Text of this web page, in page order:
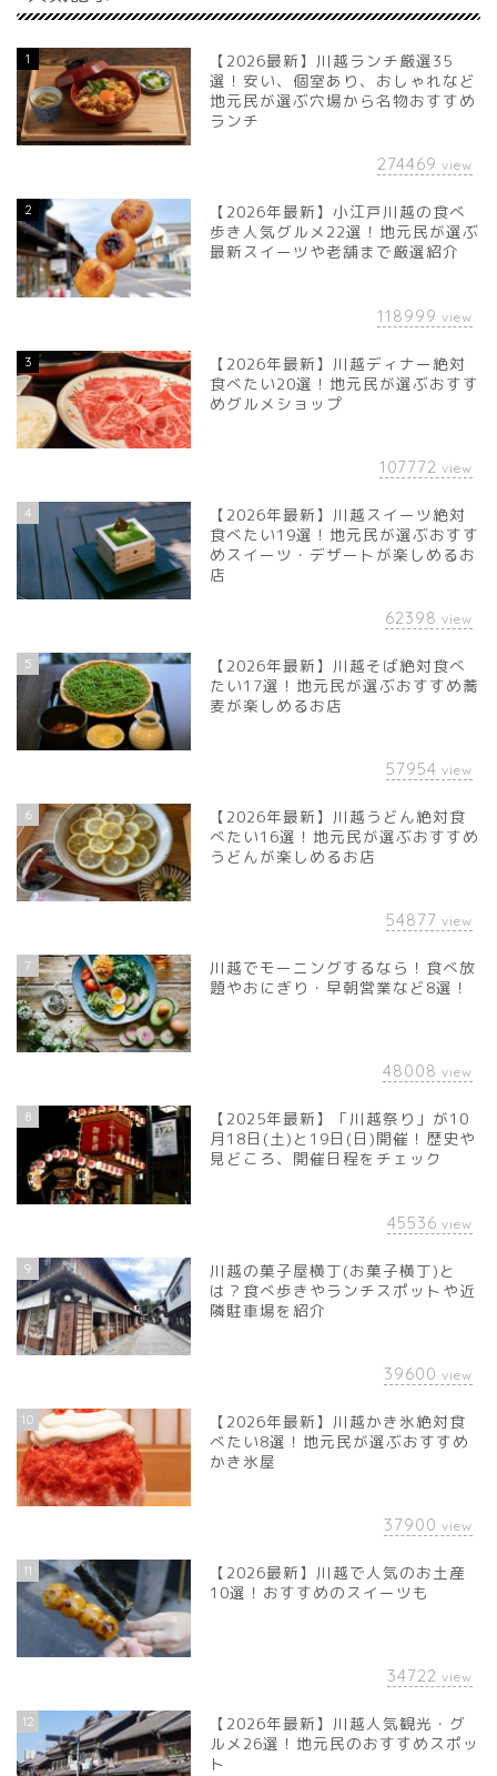
1
【2026最新】川越ランチ厳選35
選！安い、個室あり、おしゃれなど
地元民が選ぶ穴場から名物おすすめ
ランチ
274469 view
2
【2026年最新】小江戸川越の食べ
歩き人気グルメ22選！地元民が選ぶ
最新スイーツや老舗まで厳選紹介
118999 view
3
【2026年最新】川越ディナー絶対
食べたい20選！地元民が選ぶおすす
めグルメショップ
107772 view
4
【2026年最新】川越スイーツ絶対
食べたい19選！地元民が選ぶおすす
めスイーツ・デザートが楽しめるお
店
62398 view
5
【2026年最新】川越そば絶対食べ
たい17選！地元民が選ぶおすすめ蕎
麦が楽しめるお店
57954 view
6
【2026年最新】川越うどん絶対食
べたい16選！地元民が選ぶおすすめ
うどんが楽しめるお店
54877 view
7
川越でモーニングするなら！食べ放
題やおにぎり・早朝営業など8選！
48008 view
8
【2025年最新】「川越祭り」が10
月18日(土)と19日(日)開催！歴史や
見どころ、開催日程をチェック
45536 view
9
川越の菓子屋横丁(お菓子横丁)と
は？食べ歩きやランチスポットや近
隣駐車場を紹介
39600 view
10
【2026年最新】川越かき氷絶対食
べたい8選！地元民が選ぶおすすめ
かき氷屋
37900 view
11
【2026最新】川越で人気のお土産
10選！おすすめのスイーツも
34722 view
12
【2026年最新】川越人気観光・グ
ルメ26選！地元民のおすすめスポッ
ト